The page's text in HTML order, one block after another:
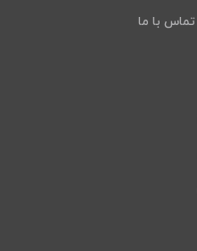
تماس با ما